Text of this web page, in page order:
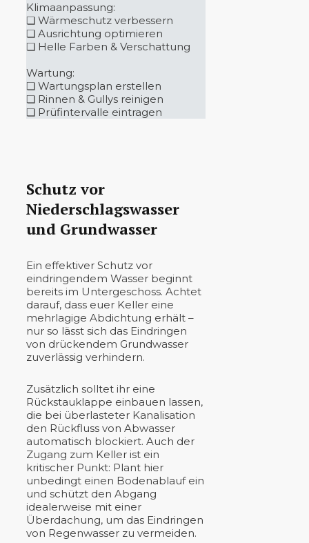
Klimaanpassung:
❏ Wärmeschutz verbessern
❏ Ausrichtung optimieren
❏ Helle Farben & Verschattung
Wartung:
❏ Wartungsplan erstellen
❏ Rinnen & Gullys reinigen
❏ Prüfintervalle eintragen
Schutz vor
Niederschlagswasser
und Grundwasser
Ein effektiver Schutz vor
eindringendem Wasser beginnt
bereits im Untergeschoss. Achtet
darauf, dass euer Keller eine
mehrlagige Abdichtung erhält –
nur so lässt sich das Eindringen
von drückendem Grundwasser
zuverlässig verhindern.
Zusätzlich solltet ihr eine
Rückstauklappe einbauen lassen,
die bei überlasteter Kanalisation
den Rückfluss von Abwasser
automatisch blockiert. Auch der
Zugang zum Keller ist ein
kritischer Punkt: Plant hier
unbedingt einen Bodenablauf ein
und schützt den Abgang
idealerweise mit einer
Überdachung, um das Eindringen
von Regenwasser zu vermeiden.